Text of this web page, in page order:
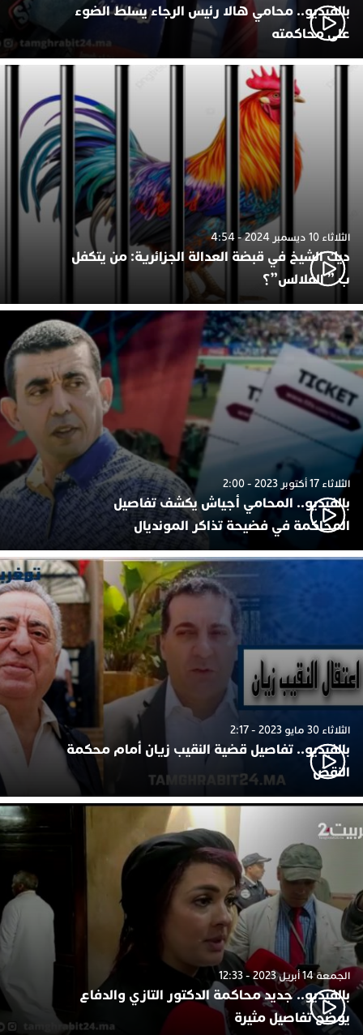
بالفيديو.. محامي هالا رئيس الرجاء يسلط الضوء
على محاكمته
الثلاثاء 10 ديسمبر 2024 - 4:54
ديك الشيخ في قبضة العدالة الجزائرية: من يتكفل
ب ” الفلالس”؟
الثلاثاء 17 أكتوبر 2023 - 2:00
بالفيديو.. المحامي أجياش يكشف تفاصيل
المحاكمة في فضيحة تذاكر المونديال
الثلاثاء 30 مايو 2023 - 2:17
بالفيديو.. تفاصيل قضية النقيب زيان أمام محكمة
النقض
الجمعة 14 أبريل 2023 - 12:33
بالفيديو.. جديد محاكمة الدكتور التازي والدفاع
يوضح تفاصيل مثيرة